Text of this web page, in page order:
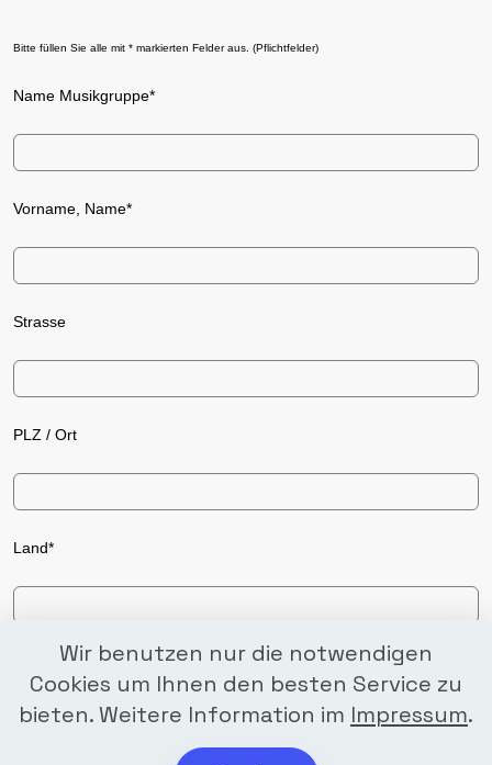
Bitte füllen Sie alle mit * markierten Felder aus. (Pflichtfelder)
Name Musikgruppe*
Vorname, Name*
Strasse
PLZ / Ort
Land*
TelefonWir benutzen nur die notwendigen
Cookies um Ihnen den besten Service zu
bieten. Weitere Information im Impressum.